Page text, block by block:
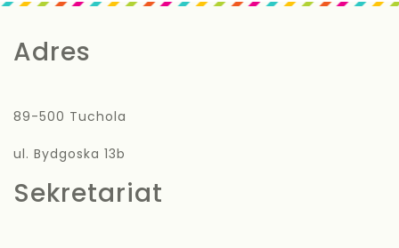
Adres
89-500 Tuchola
ul. Bydgoska 13b
Sekretariat